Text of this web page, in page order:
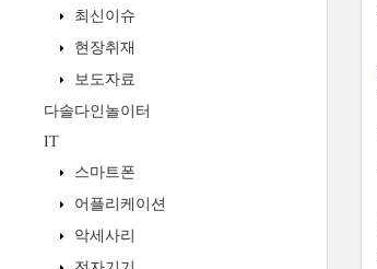
최신이슈
현장취재
보도자료
다솔다인놀이터
IT
스마트폰
어플리케이션
악세사리